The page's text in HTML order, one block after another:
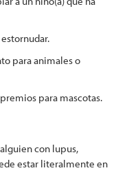
para animales o
para mascotas.
con lupus,
estar literalmente en